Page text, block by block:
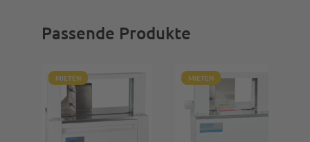
Passende Produkte
MIETEN MIETEN